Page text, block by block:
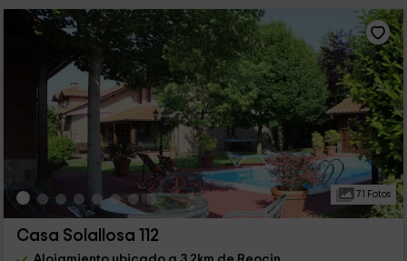
71 Fotos
Casa Solallosa 112